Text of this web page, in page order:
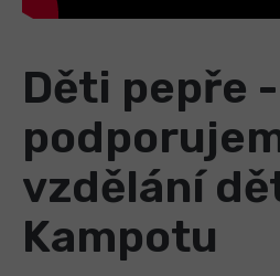
Děti pepře -
vzdělání
Kampotu